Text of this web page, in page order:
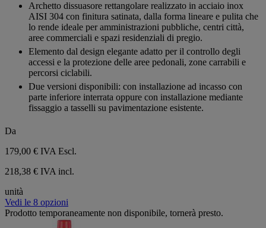
Archetto dissuasore rettangolare realizzato in acciaio inox
AISI 304 con finitura satinata, dalla forma lineare e pulita che
lo rende ideale per amministrazioni pubbliche, centri città,
aree commerciali e spazi residenziali di pregio.
Elemento dal design elegante adatto per il controllo degli
accessi e la protezione delle aree pedonali, zone carrabili e
percorsi ciclabili.
Due versioni disponibili: con installazione ad incasso con
parte inferiore interrata oppure con installazione mediante
fissaggio a tasselli su pavimentazione esistente.
Da
179,00 € IVA Escl.
218,38 € IVA incl.
unità
Vedi le 8 opzioni
Prodotto temporaneamente non disponibile, tornerà presto.